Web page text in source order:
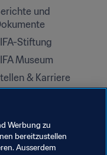
und
Stiftung
Museum
& Karriere
Werbung zu
bereitzustellen
Ausserdem